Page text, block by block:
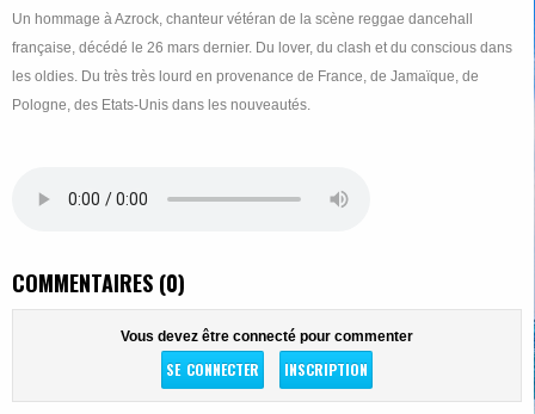
Un hommage à Azrock, chanteur vétéran de la scène reggae dancehall
française, décédé le 26 mars dernier. Du lover, du clash et du conscious dans
les oldies. Du très très lourd en provenance de France, de Jamaïque, de
Pologne, des Etats-Unis dans les nouveautés.
COMMENTAIRES (0)
Vous devez être connecté pour commenter
SE CONNECTER INSCRIPTION